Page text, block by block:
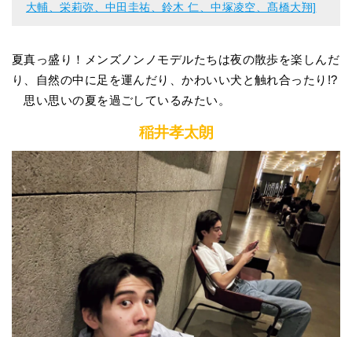
大輔、栄莉弥、中田圭祐、鈴木 仁、中塚凌空、髙橋大翔]
夏真っ盛り！メンズノンノモデルたちは夜の散歩を楽しんだ
り、自然の中に足を運んだり、かわいい犬と触れ合ったり!?
思い思いの夏を過ごしているみたい。
稲井孝太朗